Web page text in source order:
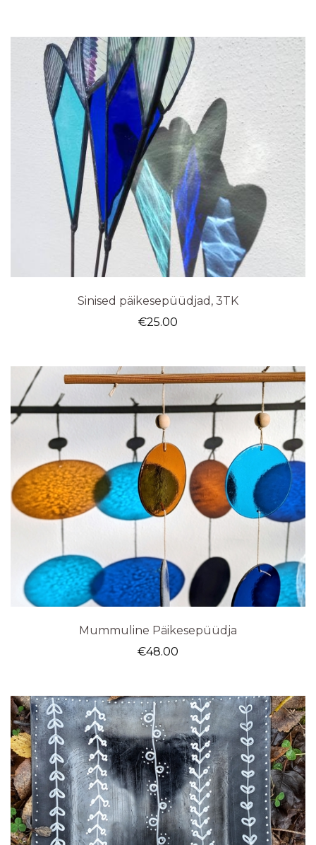
Sinised päikesepüüdjad, 3TK
€25.00
Mummuline Päikesepüüdja
€48.00